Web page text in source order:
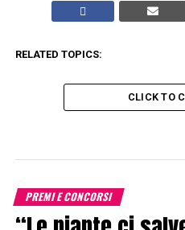
RELATED TOPICS:
CLICK TO
PREMI E CONCORSI